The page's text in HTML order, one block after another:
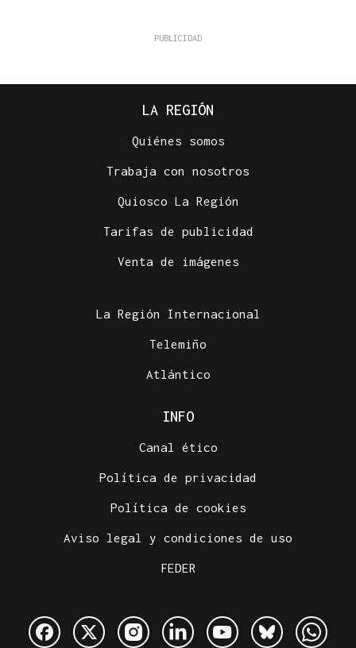
LA REGIÓN
Quiénes somos
Trabaja con nosotros
Quiosco La Región
Tarifas de publicidad
Venta de imágenes
La Región Internacional
Telemiño
Atlántico
INFO
Canal ético
Política de privacidad
Política de cookies
Aviso legal y condiciones de uso
FEDER